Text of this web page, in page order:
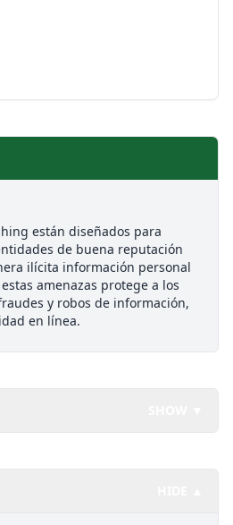
están diseñados para
de buena reputación
ilícita información personal
amenazas protege a los
y robos de información,
en línea.